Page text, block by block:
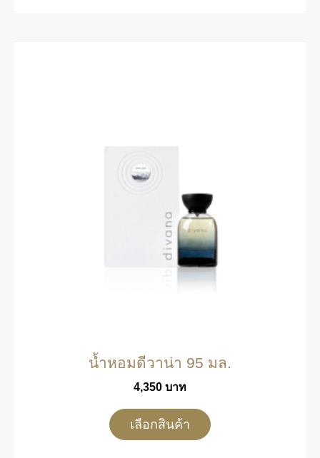
น้ำหอมดีวาน่า 95 มล.
4,350 บาท
เลือกสินค้า